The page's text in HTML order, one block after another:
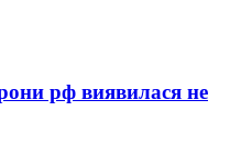
рф виявилася не